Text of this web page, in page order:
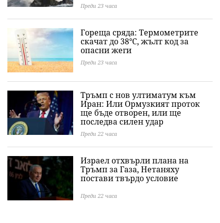
Преди 23 часа
Гореща сряда: Термометрите
скачат до 38°C, жълт код за
опасни жеги
Преди 23 часа
Тръмп с нов ултиматум към
Иран: Или Ормузкият проток
ще бъде отворен, или ще
последва силен удар
Преди 22 часа
Израел отхвърли плана на
Тръмп за Газа, Нетаняху
постави твърдо условие
Преди 22 часа